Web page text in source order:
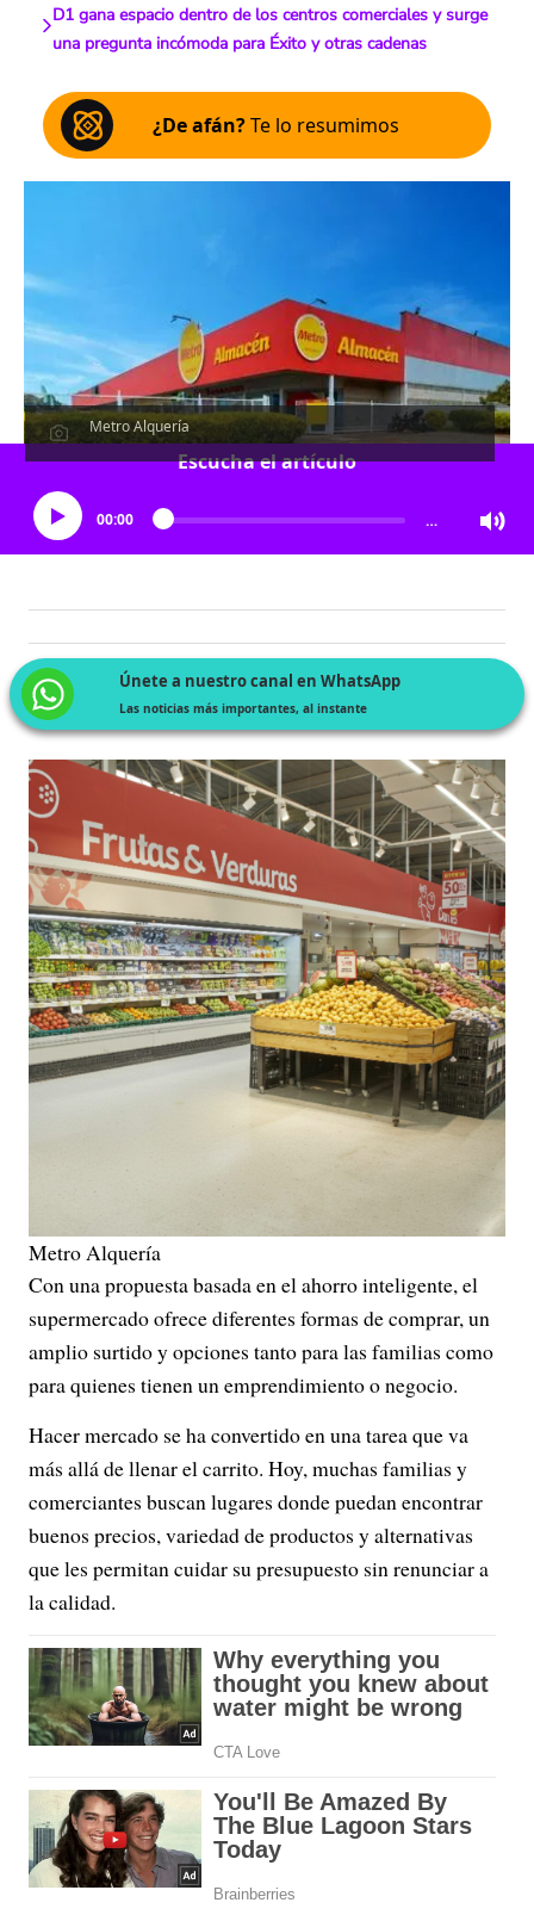
D1 gana espacio dentro de los centros comerciales y surge
una pregunta incómoda para Éxito y otras cadenas
¿De afán?Te lo resumimos
Metro Alquería
Escucha el artículo
00:00 …
Únete a nuestro canal en WhatsApp
Las noticias más importantes, al instante
Metro Alquería
Con una propuesta basada en el ahorro inteligente, el
supermercado ofrece diferentes formas de comprar, un
amplio surtido y opciones tanto para las familias como
para quienes tienen un emprendimiento o negocio.
Hacer mercado se ha convertido en una tarea que va
más allá de llenar el carrito. Hoy, muchas familias y
comerciantes buscan lugares donde puedan encontrar
buenos precios, variedad de productos y alternativas
que les permitan cuidar su presupuesto sin renunciar a
la calidad.